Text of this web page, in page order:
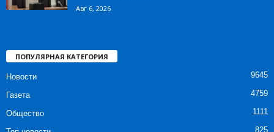
Авг 6, 2026
ПОПУЛЯРНАЯ КАТЕГОРИЯ
Новости 9645
Газета 4759
Общество 1111
825